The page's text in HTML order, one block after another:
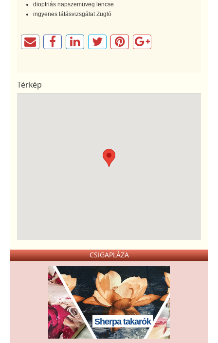
dioptriás napszemüveg lencse
ingyenes látásvizsgálat Zugló
Térkép
CSIGAPLÁZA
Sherpa takarók